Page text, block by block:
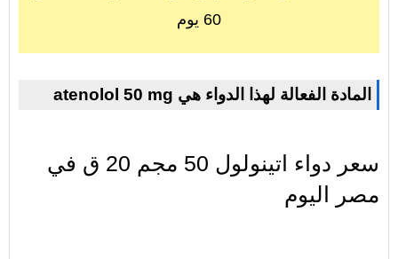
60 يوم
atenolol 50 mg المادة الفعالة لهذا الدواء هي
سعر دواء اتينولول 50 مجم 20 ق في
مصر اليوم